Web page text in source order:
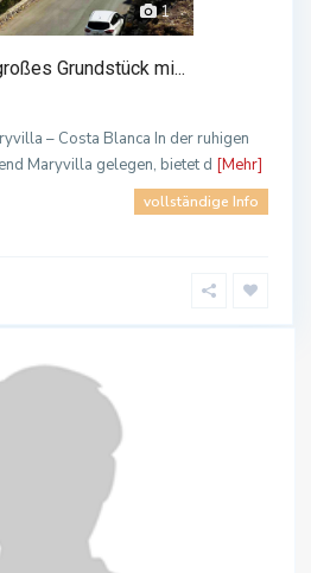
1
Grundstück mi...
– Costa Blanca In der ruhigen
Maryvilla gelegen, bietet d [Mehr]
vollständige Info